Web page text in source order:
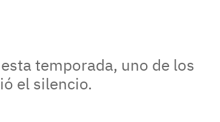
temporada, uno de los
el silencio.